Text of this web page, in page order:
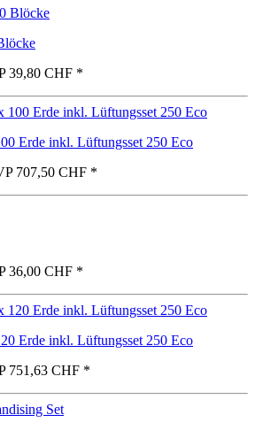
39,80 CHF *
Erde inkl. Lüftungsset 250 Eco
707,50 CHF *
36,00 CHF *
Erde inkl. Lüftungsset 250 Eco
751,63 CHF *